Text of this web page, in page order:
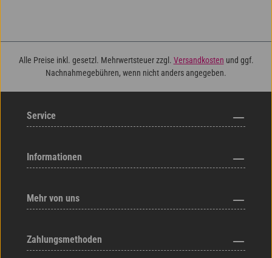
Alle Preise inkl. gesetzl. Mehrwertsteuer zzgl. Versandkosten und ggf.
Nachnahmegebühren, wenn nicht anders angegeben.
Service
Informationen
Mehr von uns
Zahlungsmethoden